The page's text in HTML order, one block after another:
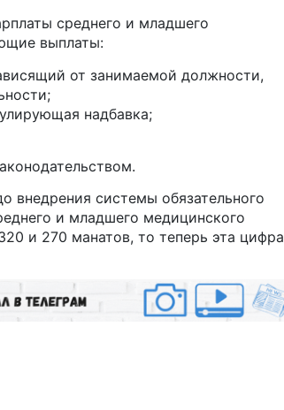
среднего и младшего
выплаты:
от занимаемой должности,
надбавка;
внедрения системы обязательного
и младшего медицинского
и 270 манатов, то теперь эта цифра